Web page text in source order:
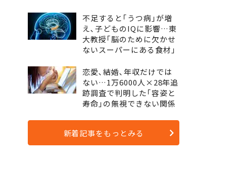
不足すると｢うつ病｣が増
え､子どものIQに影響…東
大教授｢脳のために欠かせ
ないスーパーにある食材｣
恋愛､結婚､年収だけでは
ない…1万6000人×28年追
跡調査で判明した｢容姿と
寿命｣の無視できない関係
新着記事をもっとみる